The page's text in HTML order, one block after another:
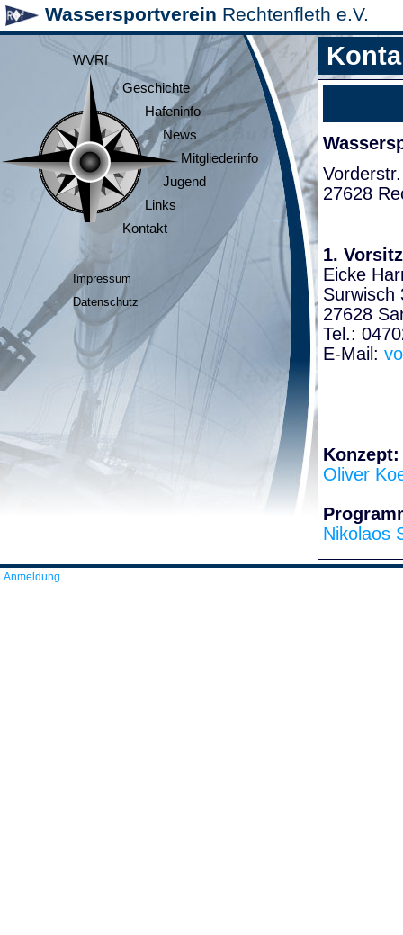
Wassersportverein Rechtenfleth e.V.
WVRf
Geschichte
Hafeninfo
News
Mitgliederinfo
Jugend
Links
Kontakt
Impressum
Datenschutz
27628
1.
Eicke
Surwisch
27628
Tel.:
E-Mail:
Konzept:
Oliver
Nikolaos
Anmeldung